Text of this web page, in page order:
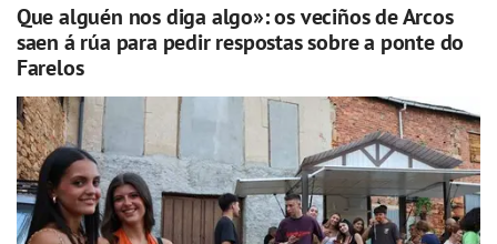
Que alguén nos diga algo»: os veciños de Arcos
saen á rúa para pedir respostas sobre a ponte do
Farelos